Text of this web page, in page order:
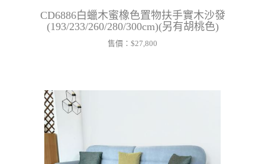
CD6886白蠟木蜜橡色置物扶手實木沙發
(193/233/260/280/300cm)(另有胡桃色)
售價： $27,800